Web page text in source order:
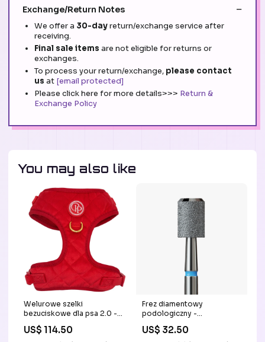
Exchange/Return Notes
We offer a 30-dayreturn/exchange service after
receiving.
Final sale items are not eligible for returns or
exchanges.
To process your return/exchange, please contact
us at [email protected]
Please click here for more details>>> Return &
Exchange Policy
You may also like
Welurowe szelki
bezuciskowe dla psa 2.0 -
obroża-bez-muszki
US$ 114.50
Frez diamentowy
podologiczny -
paska
US$ 32.50